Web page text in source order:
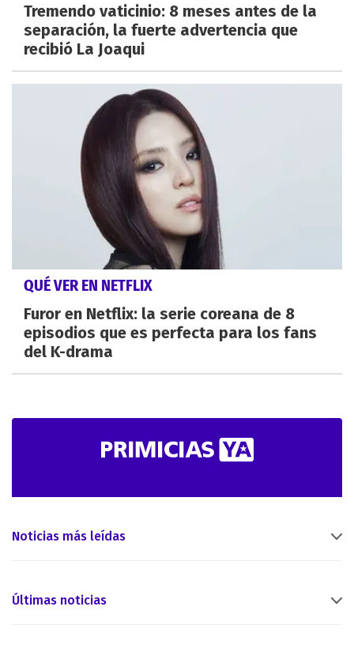
Tremendo vaticinio: 8 meses antes de la
separación, la fuerte advertencia que
recibió La Joaqui
QUÉ VER EN NETFLIX
Furor en Netflix: la serie coreana de 8
episodios que es perfecta para los fans
del K-drama
Noticias más leídas
Últimas noticias